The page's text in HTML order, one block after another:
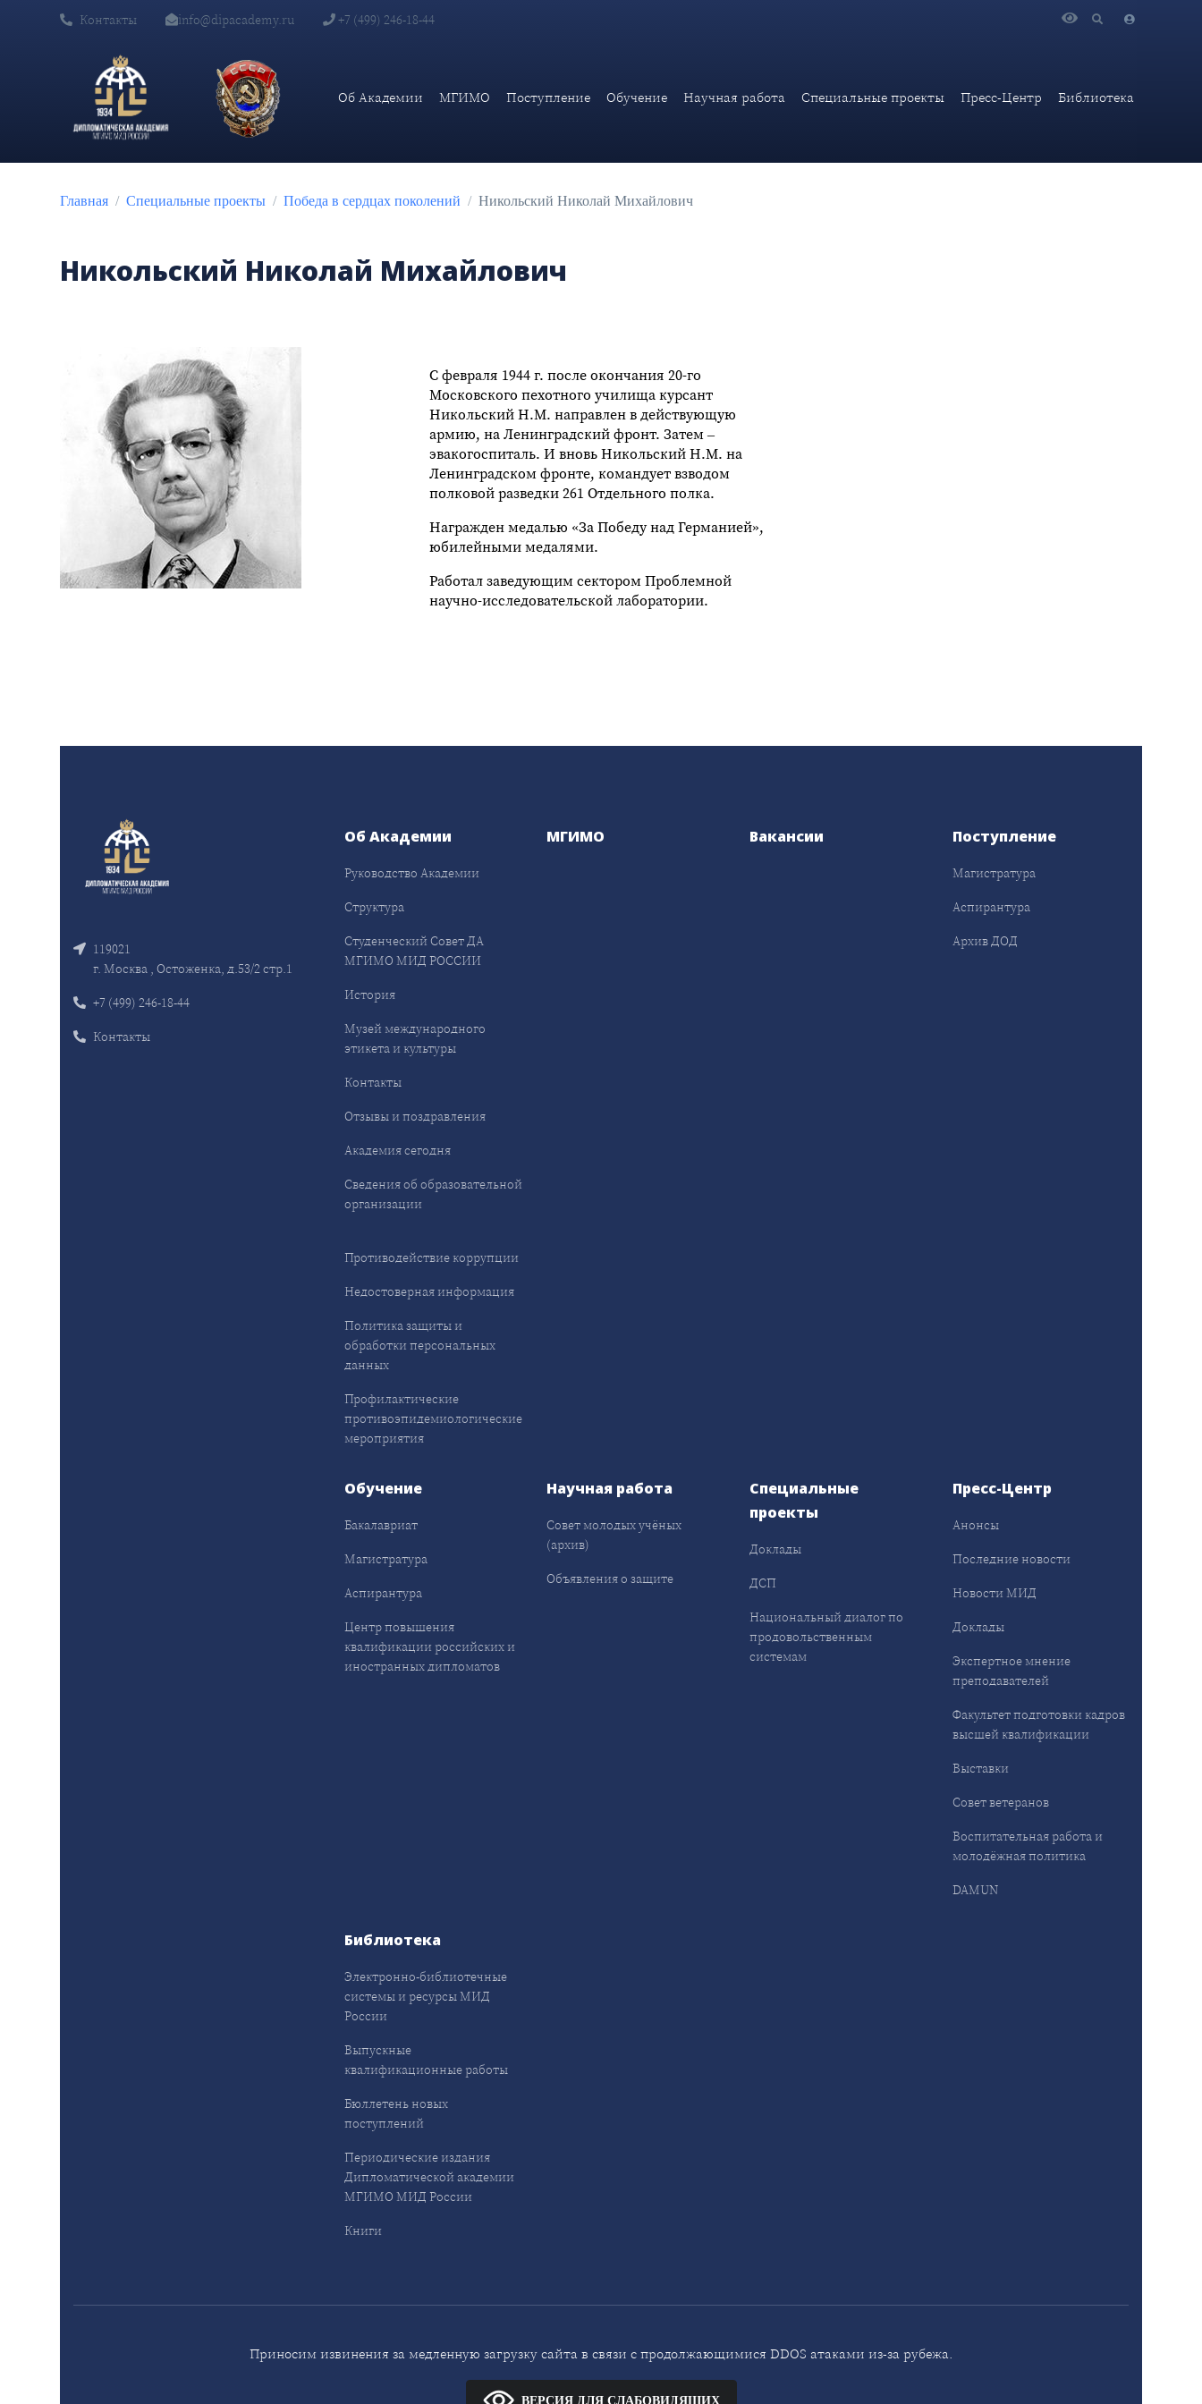
Контакты info@dipacademy.ru +7 (499) 246-18-44
Об Академии МГИМО Поступление Обучение Научная работа Специальные проекты Пресс-Центр Библиотека
Главная Специальные проекты Победа в сердцах поколений Никольский Николай Михайлович
Никольский Николай Михайлович
С февраля 1944 г. после окончания 20-го
Московского пехотного училища курсант
Никольский Н.М. направлен в действующую
армию, на Ленинградский фронт. Затем –
эвакогоспиталь. И вновь Никольский Н.М. на
Ленинградском фронте, командует взводом
полковой разведки 261 Отдельного полка.
Награжден медалью «За Победу над Германией»,
юбилейными медалями.
Работал заведующим сектором Проблемной
научно-исследовательской лаборатории.
119021
г. Москва , Остоженка, д.53/2 стр.1
+7 (499) 246-18-44
Контакты
Об Академии
Руководство Академии
Структура
Студенческий Совет ДА
МГИМО МИД РОССИИ
История
Музей международного
этикета и культуры
Контакты
Отзывы и поздравления
Академия сегодня
Сведения об образовательной
организации
Противодействие коррупции
Недостоверная информация
Политика защиты и
обработки персональных
данных
Профилактические
противоэпидемиологические
мероприятия
МГИМО Вакансии Поступление
Магистратура
Аспирантура
Архив ДОД
Обучение
Бакалавриат
Магистратура
Аспирантура
Центр повышения
квалификации российских и
иностранных дипломатов
Научная работа
Совет молодых учёных
(архив)
Объявления о защите
Специальные
проекты
Доклады
ДСП
Национальный диалог по
продовольственным
системам
Пресс-Центр
Анонсы
Последние новости
Новости МИД
Доклады
Экспертное мнение
преподавателей
Факультет подготовки кадров
высшей квалификации
Выставки
Совет ветеранов
Воспитательная работа и
молодёжная политика
DAMUN
Библиотека
Электронно-библиотечные
системы и ресурсы МИД
России
Выпускные
квалификационные работы
Бюллетень новых
поступлений
Периодические издания
Дипломатической академии
МГИМО МИД России
Книги
Приносим извинения за медленную загрузку сайта в связи с продолжающимися DDOS атаками из-за рубежа.
ВЕРСИЯ ДЛЯ СЛАБОВИДЯЩИХ